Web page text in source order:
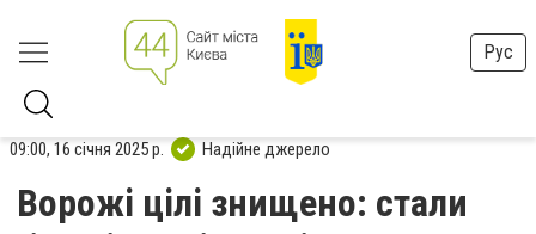
Рус
09:00, 16 січня 2025 р. Надійне джерело
Ворожі цілі знищено: стали